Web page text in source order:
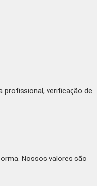
profissional, verificação de
Nossos valores são